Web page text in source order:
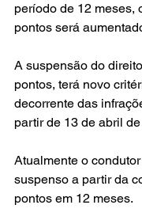
período de 12 meses,
pontos será
A suspensão do
pontos, terá novo
decorrente das
partir de 13 de abril
Atualmente o
suspenso a partir da
pontos em 12 meses.